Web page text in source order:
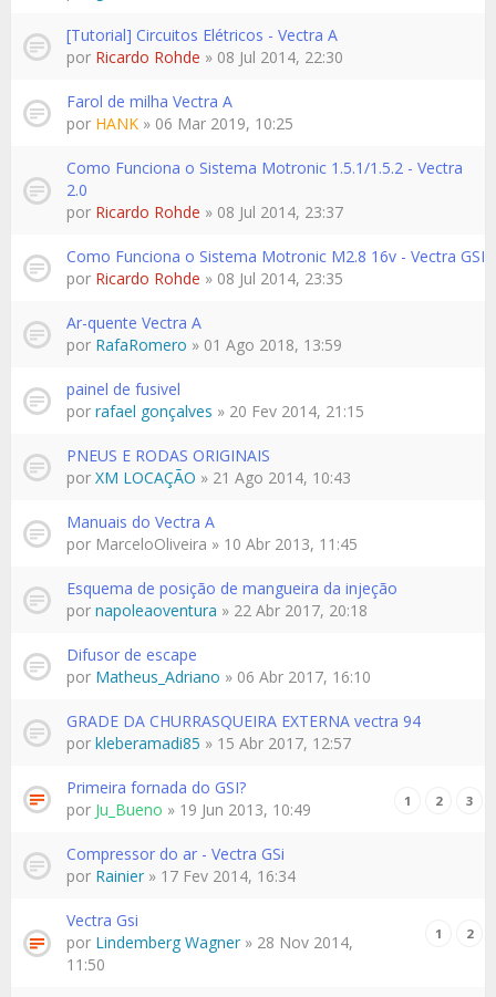
[Tutorial] Circuitos Elétricos - Vectra A
por Ricardo Rohde » 08 Jul 2014, 22:30
Farol de milha Vectra A
por HANK » 06 Mar 2019, 10:25
Como Funciona o Sistema Motronic 1.5.1/1.5.2 - Vectra
2.0
por Ricardo Rohde » 08 Jul 2014, 23:37
Como Funciona o Sistema Motronic M2.8 16v - Vectra GSI
por Ricardo Rohde » 08 Jul 2014, 23:35
Ar-quente Vectra A
por RafaRomero » 01 Ago 2018, 13:59
painel de fusivel
por rafael gonçalves » 20 Fev 2014, 21:15
PNEUS E RODAS ORIGINAIS
por XM LOCAÇÃO » 21 Ago 2014, 10:43
Manuais do Vectra A
por MarceloOliveira » 10 Abr 2013, 11:45
Esquema de posição de mangueira da injeção
por napoleaoventura » 22 Abr 2017, 20:18
Difusor de escape
por Matheus_Adriano » 06 Abr 2017, 16:10
GRADE DA CHURRASQUEIRA EXTERNA vectra 94
por kleberamadi85 » 15 Abr 2017, 12:57
Primeira fornada do GSI?
1 2 3
por Ju_Bueno » 19 Jun 2013, 10:49
Compressor do ar - Vectra GSi
por Rainier » 17 Fev 2014, 16:34
Vectra Gsi
1 2
por Lindemberg Wagner » 28 Nov 2014,
11:50